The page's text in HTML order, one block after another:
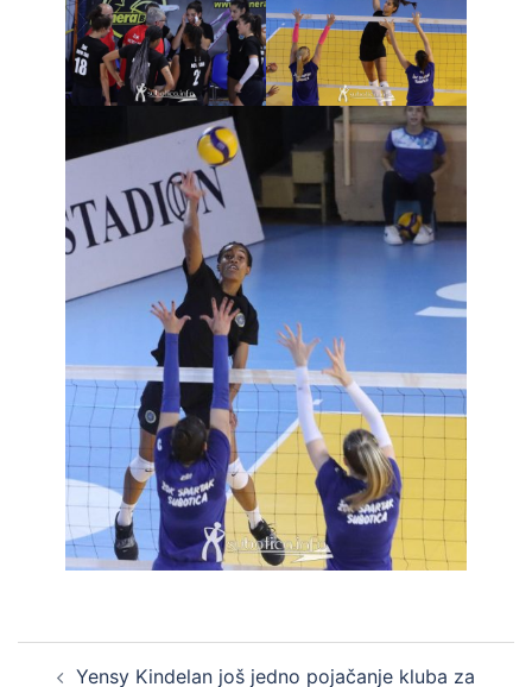
Yensy Kindelan još jedno pojačanje kluba za